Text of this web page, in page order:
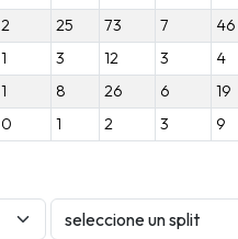
2 25 73 7 46
1 3 12 3 4
1 8 26 6 19
0 1 2 3 9